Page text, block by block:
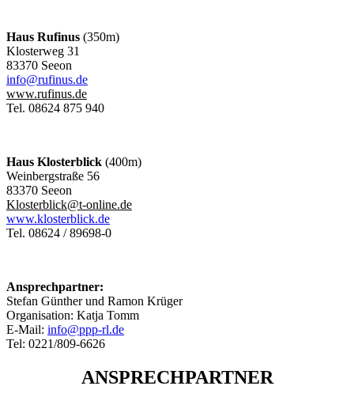
Haus Rufinus (350m)
Klosterweg 31
83370 Seeon
info@rufinus.de
www.rufinus.de
Tel. 08624 875 940
Haus Klosterblick (400m)
Weinbergstraße 56
83370 Seeon
Klosterblick@t-online.de
www.klosterblick.de
Tel. 08624 / 89698-0
Ansprechpartner:
Stefan Günther und Ramon Krüger
Organisation: Katja Tomm
E-Mail: info@ppp-rl.de
Tel: 0221/809-6626
ANSPRECHPARTNER